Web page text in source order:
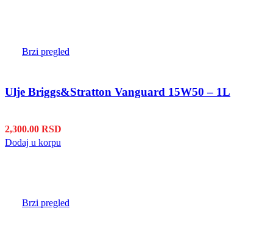
Brzi pregled
Ulje Briggs&Stratton Vanguard 15W50 – 1L
2,300.00 RSD
Dodaj u korpu
Brzi pregled